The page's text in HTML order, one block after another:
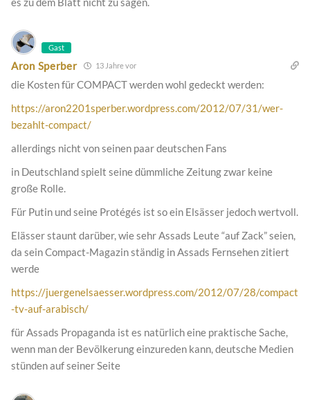
Gast
Aron Sperber 13 Jahre vor
die Kosten für COMPACT werden wohl gedeckt werden:
https://aron2201sperber.wordpress.com/2012/07/31/wer-
bezahlt-compact/
allerdings nicht von seinen paar deutschen Fans
in Deutschland spielt seine dümmliche Zeitung zwar keine
große Rolle.
Für Putin und seine Protégés ist so ein Elsässer jedoch wertvoll.
Elässer staunt darüber, wie sehr Assads Leute “auf Zack” seien,
da sein Compact-Magazin ständig in Assads Fernsehen zitiert
werde
https://juergenelsaesser.wordpress.com/2012/07/28/compact
-tv-auf-arabisch/
für Assads Propaganda ist es natürlich eine praktische Sache,
wenn man der Bevölkerung einzureden kann, deutsche Medien
stünden auf seiner Seite